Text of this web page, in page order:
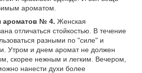
ароматом.
ароматов № 4. Женская
отличаться стойкостью. В течение
разными по "силе" и
Утром и днем аромат не должен
скорее нежным и легким. Вечером,
нанести духи более